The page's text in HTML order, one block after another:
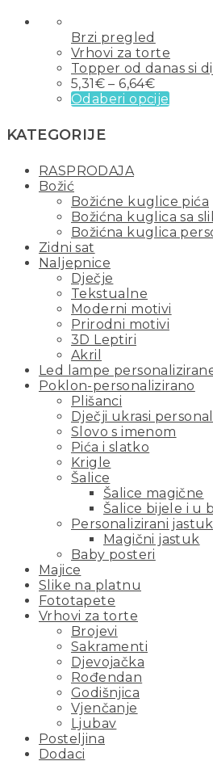
Brzi pregled
Vrhovi za torte
Topper od danas si
5,31 € –6,64€
Odaberi opcije
KATEGORIJE
RASPRODAJA
Božić
Božićne kuglice pića
Božićna kuglica sa
Božićna kuglica
Zidni sat
Naljepnice
Dječje
Tekstualne
Moderni motivi
Prirodni motivi
3D Leptiri
Akril
Led lampe
Poklon-personalizirano
Plišanci
Dječji ukrasi
Slovo s imenom
Pića i slatko
Krigle
Šalice
Šalice magične
Šalice bijele i u
Personalizirani jastuk
Magični jastuk
Baby posteri
Majice
Slike na platnu
Fototapete
Vrhovi za torte
Brojevi
Sakramenti
Djevojačka
Rođendan
Godišnjica
Vjenčanje
Ljubav
Posteljina
Dodaci